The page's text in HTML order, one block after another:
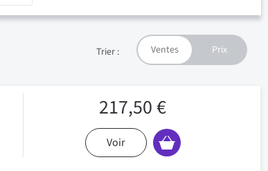
Trier :
217,50 €
Voir